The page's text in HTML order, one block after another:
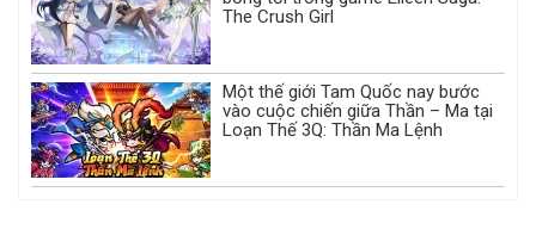
The Crush Girl
Một thế giới Tam Quốc nay bước
vào cuộc chiến giữa Thần – Ma tại
Loạn Thế 3Q: Thần Ma Lệnh